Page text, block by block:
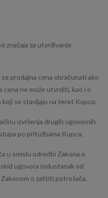
značaja za utvrđivanje
prodajna cena obračunati ako
cena ne može utvrditi, kao i o
se stavljaju na teret Kupca;
izvršenja drugih ugovornih
po pritužbama Kupca;
u smislu odredbi Zakona o
ugovora (odustanak od
o zaštiti potrošača,